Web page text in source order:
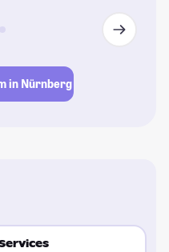
in Nürnberg